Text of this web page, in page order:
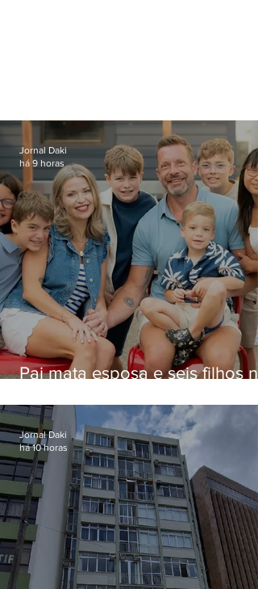
Pai mata esposa e seis filhos
Jornal Daki
há 9 horas
Jornal Daki
há 10 horas